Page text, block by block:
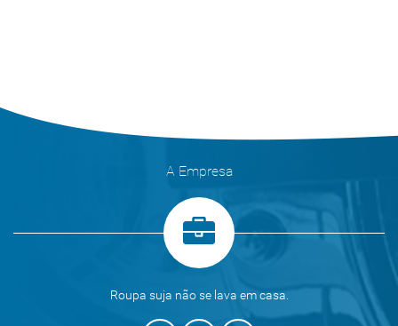
A Empresa
Roupa suja não se lava em casa.